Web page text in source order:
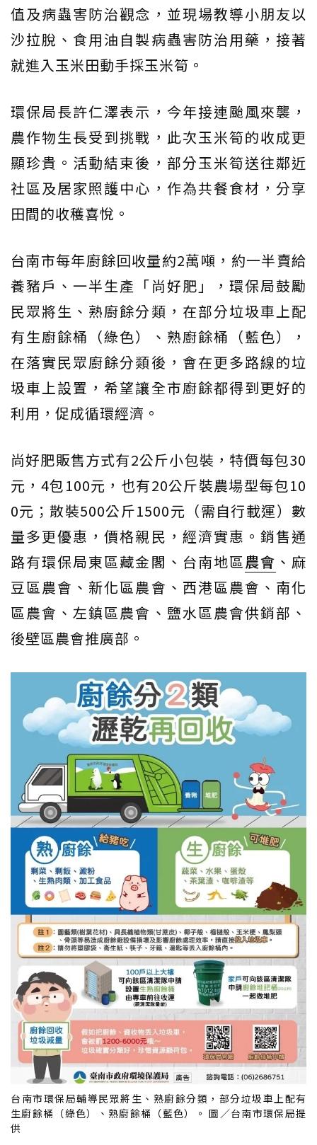
值及病蟲害防治觀念，並現場教導小朋友以
沙拉脫、食用油自製病蟲害防治用藥，接著
就進入玉米田動手採玉米筍。
環保局長許仁澤表示，今年接連颱風來襲，
農作物生長受到挑戰，此次玉米筍的收成更
顯珍貴。活動結束後，部分玉米筍送往鄰近
社區及居家照護中心，作為共餐食材，分享
田間的收穫喜悅。
台南市每年廚餘回收量約2萬噸，約一半賣給
養豬戶、一半生產「尚好肥」，環保局鼓勵
民眾將生、熟廚餘分類，在部分垃圾車上配
有生廚餘桶（綠色）、熟廚餘桶（藍色），
在落實民眾廚餘分類後，會在更多路線的垃
圾車上設置，希望讓全市廚餘都得到更好的
利用，促成循環經濟。
尚好肥販售方式有2公斤小包裝，特價每包30
元，4包100元，也有20公斤裝農場型每包10
0元；散裝500公斤1500元（需自行載運）數
量多更優惠，價格親民，經濟實惠。銷售通
路有環保局東區藏金閣、台南地區農會 、麻
豆區農會、新化區農會、西港區農會、南化
區農會、左鎮區農會、鹽水區農會供銷部、
後壁區農會推廣部。
台南市環保局輔導民眾將生、熟廚餘分類，部分垃圾車上配有
生廚餘桶（綠色）、熟廚餘桶（藍色）。 圖／台南市環保局提
供